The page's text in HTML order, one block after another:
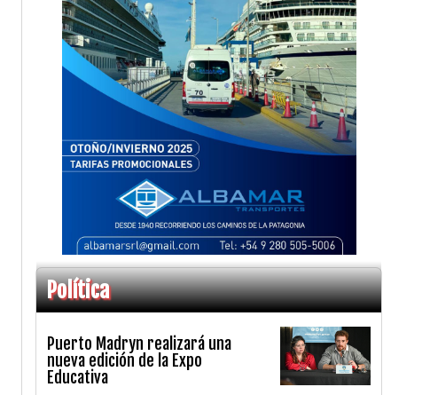
Política
Puerto Madryn realizará una
nueva edición de la Expo
Educativa